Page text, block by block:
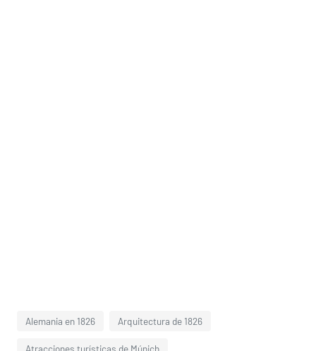
Alemania en 1826 Arquitectura de 1826
Atracciones turísticas de Múnich